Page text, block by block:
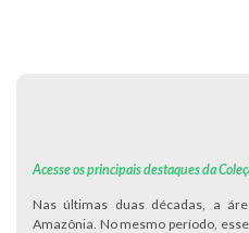
Acesse os principais destaques da
Nas últimas duas décadas, a
Amazônia. No mesmo período,